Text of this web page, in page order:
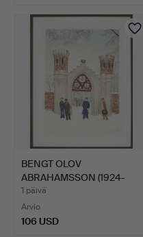
BENGT OLOV
ABRAHAMSSON (1924-
1989), litogr…
1 päivä
Arvio
106 USD